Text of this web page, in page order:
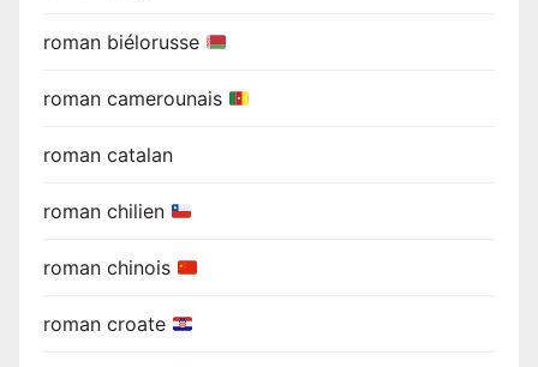
roman biélorusse
roman camerounais
roman catalan
roman chilien
roman chinois
roman croate